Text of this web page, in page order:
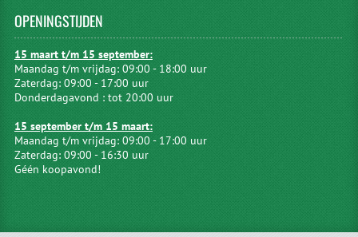
OPENINGSTIJDEN
15 maart t/m 15 september:
Maandag t/m vrijdag: 09:00 - 18:00 uur
Zaterdag: 09:00 - 17:00 uur
Donderdagavond : tot 20:00 uur
15 september t/m 15 maart:
Maandag t/m vrijdag: 09:00 - 17:00 uur
Zaterdag: 09:00 - 16:30 uur
Géén koopavond!